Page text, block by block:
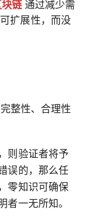
块链通过减少需
扩展性，而没
整性、合理性
则验证者将予
误的，那么任
零知识可确保
者一无所知。